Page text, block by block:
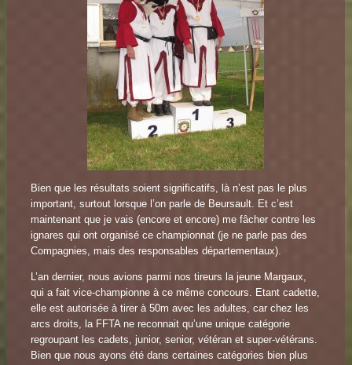
Bien que les résultats soient significatifs, là n’est pas le plus
important, surtout lorsque l’on parle de Beursault. Et c’est
maintenant que je vais (encore et encore) me fâcher contre les
ignares qui ont organisé ce championnat (je ne parle pas des
Compagnies, mais des responsables départementaux).
L’an dernier, nous avions parmi nos tireurs la jeune Margaux,
qui a fait vice-championne à ce même concours. Etant cadette,
elle est autorisée à tirer à 50m avec les adultes, car chez les
arcs droits, la FFTA ne reconnait qu’une unique catégorie
regroupant les cadets, junior, senior, vétéran et super-vétérans.
Bien que nous ayons été dans certaines catégories bien plus